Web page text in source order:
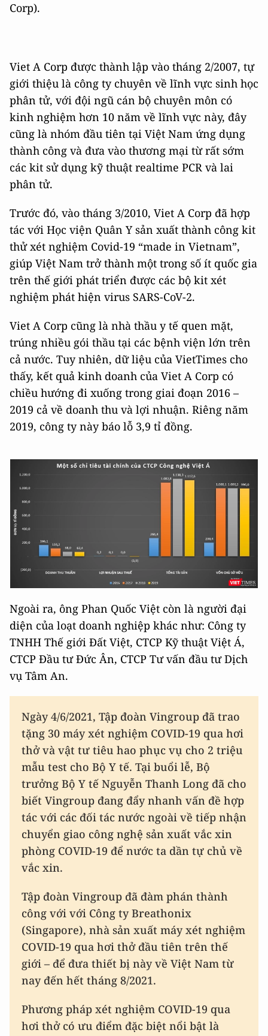
Corp).
Viet A Corp được thành lập vào tháng 2/2007, tự
giới thiệu là công ty chuyên về lĩnh vực sinh học
phân tử, với đội ngũ cán bộ chuyên môn có
kinh nghiệm hơn 10 năm về lĩnh vực này, đây
cũng là nhóm đầu tiên tại Việt Nam ứng dụng
thành công và đưa vào thương mại từ rất sớm
các kit sử dụng kỹ thuật realtime PCR và lai
phân tử.
Trước đó, vào tháng 3/2010, Viet A Corp đã hợp
tác với Học viện Quân Y sản xuất thành công kit
thử xét nghiệm Covid-19 “made in Vietnam”,
giúp Việt Nam trở thành một trong số ít quốc gia
trên thế giới phát triển được các bộ kit xét
nghiệm phát hiện virus SARS-CoV-2.
Viet A Corp cũng là nhà thầu y tế quen mặt,
trúng nhiều gói thầu tại các bệnh viện lớn trên
cả nước. Tuy nhiên, dữ liệu của VietTimes cho
thấy, kết quả kinh doanh của Viet A Corp có
chiều hướng đi xuống trong giai đoạn 2016 –
2019 cả về doanh thu và lợi nhuận. Riêng năm
2019, công ty này báo lỗ 3,9 tỉ đồng.
Ngoài ra, ông Phan Quốc Việt còn là người đại
diện của loạt doanh nghiệp khác như: Công ty
TNHH Thế giới Đất Việt, CTCP Kỹ thuật Việt Á,
CTCP Đầu tư Đức Ân, CTCP Tư vấn đầu tư Dịch
vụ Tâm An.
Ngày 4/6/2021, Tập đoàn Vingroup đã trao
tặng 30 máy xét nghiệm COVID-19 qua hơi
thở và vật tư tiêu hao phục vụ cho 2 triệu
mẫu test cho Bộ Y tế. Tại buổi lễ, Bộ
trưởng Bộ Y tế Nguyễn Thanh Long đã cho
biết Vingroup đang đẩy nhanh vấn đề hợp
tác với các đối tác nước ngoài về tiếp nhận
chuyển giao công nghệ sản xuất vắc xin
phòng COVID-19 để nước ta dần tự chủ về
vắc xin.
Tập đoàn Vingroup đã đàm phán thành
công với với Công ty Breathonix
(Singapore), nhà sản xuất máy xét nghiệm
COVID-19 qua hơi thở đầu tiên trên thế
giới – để đưa thiết bị này về Việt Nam từ
nay đến hết tháng 8/2021.
Phương pháp xét nghiệm COVID-19 qua
hơi thở có ưu điểm đặc biệt nổi bật là